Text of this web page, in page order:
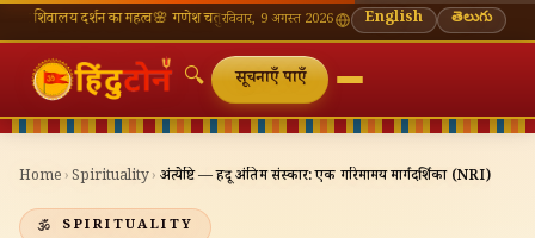
दर्शन का महत्व🌸 गणेश चतुर्थी — भाद्रपद शुक्ल चतुर्थी ⛩ काशी विश्वनाथ — आज के दर्शन समय
रविवार, 9 अगस्त 2026 English తెలుగు
🔍 सूचनाएँ पाएँ
Home ›Spirituality› अंत्येष्टि — हिंदू अंतिम संस्कार: एक गरिमामय मार्गदर्शिका (NRI)
SPIRITUALITY